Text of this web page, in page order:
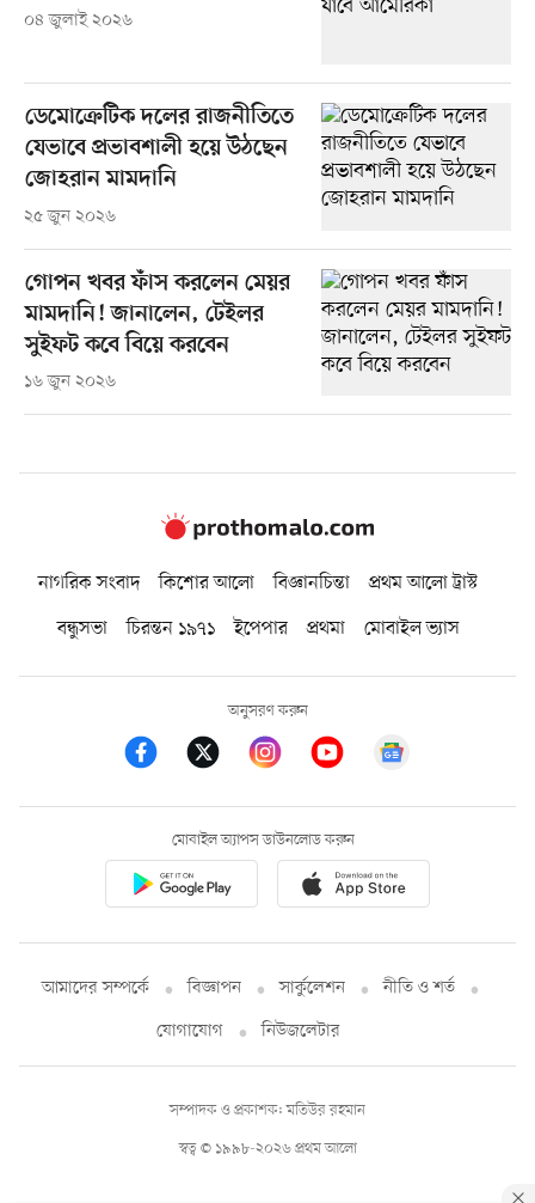
০৪ জুলাই ২০২৬
ডেমোক্রেটিক দলের রাজনীতিতে
যেভাবে প্রভাবশালী হয়ে উঠছেন
জোহরান মামদানি
২৫ জুন ২০২৬
গোপন খবর ফাঁস করলেন মেয়র
মামদানি! জানালেন, টেইলর
সুইফট কবে বিয়ে করবেন
১৬ জুন ২০২৬
নাগরিক সংবাদ কিশোর আলো বিজ্ঞানচিন্তা
প্রথম আলো ট্রাস্ট
বন্ধুসভা
চিরন্তন ১৯৭১ ইপেপার প্রথমা মোবাইল ভ্যাস
অনুসরণ করুন
মোবাইল অ্যাপস ডাউনলোড করুন
আমাদের সম্পর্কে বিজ্ঞাপন সার্কুলেশন
নীতি ও শর্ত
যোগাযোগ
নিউজলেটার
স্বত্ব © ১৯৯৮-২০২৬ প্রথম আলো
সম্পাদক ও প্রকাশক: মতিউর রহমান